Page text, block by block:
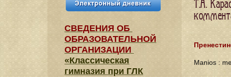
Т.А.
Manios :
СВЕДЕНИЯ​ ОБ
ОБРАЗОВАТЕЛЬНОЙ
ОРГАНИЗАЦИИ
«Классическая
гимназия при ГЛК